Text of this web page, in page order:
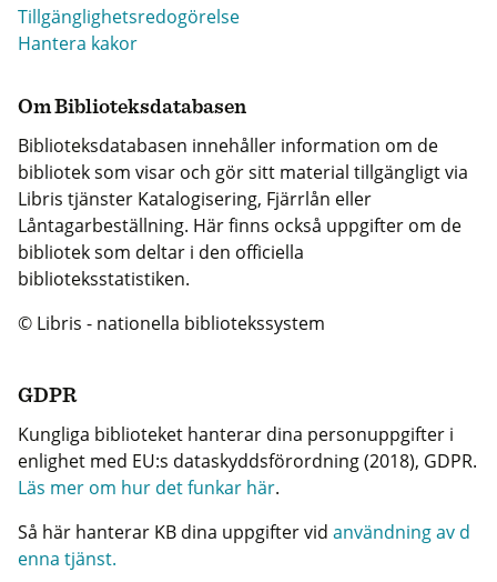
Tillgänglighetsredogörelse
Hantera kakor
Om Biblioteksdatabasen
Biblioteksdatabasen innehåller information om de
bibliotek som visar och gör sitt material tillgängligt via
Libris tjänster Katalogisering, Fjärrlån eller
Låntagarbeställning. Här finns också uppgifter om de
bibliotek som deltar i den officiella
biblioteksstatistiken.
© Libris - nationella bibliotekssystem
GDPR
Kungliga biblioteket hanterar dina personuppgifter i
enlighet med EU:s dataskyddsförordning (2018), GDPR.
Läs mer om hur det funkar här.
Så här hanterar KB dina uppgifter vid användning av d
enna tjänst.